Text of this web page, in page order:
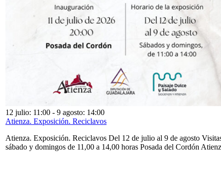
12 julio: 11:00 - 9 agosto: 14:00
Atienza. Exposición. Reciclavos
Atienza. Exposición. Reciclavos Del 12 de julio al 9 de agosto
sábado y domingos de 11,00 a 14,00 horas Posada del Cordón